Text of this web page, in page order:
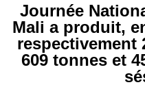
Journée
Mali a produit,
respectivement
609 tonnes et